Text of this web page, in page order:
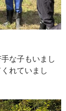
な子もいまし
れていまし